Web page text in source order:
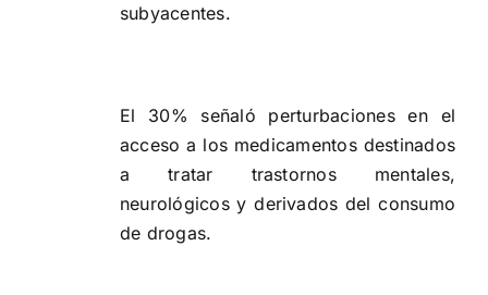
subyacentes.‎
El 30% señaló perturbaciones en el
acceso a los medicamentos destinados
a tratar trastornos ‎mentales,
neurológicos y derivados del consumo
de drogas.‎